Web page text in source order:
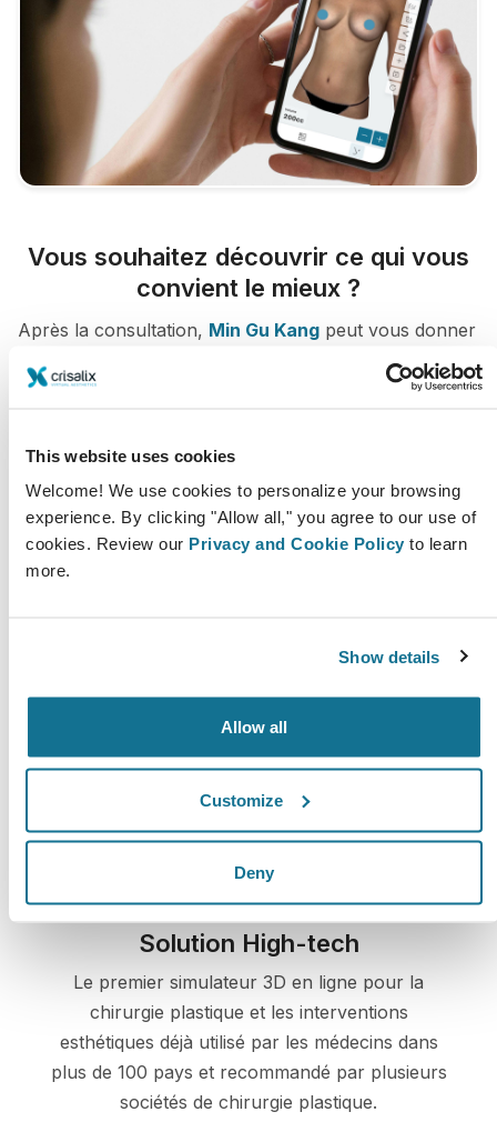
This website uses cookies
Welcome! We use cookies to personalize your browsing
experience. By clicking "Allow all," you agree to our use of
cookies. Review our Privacy and Cookie Policy to learn
more.
Show details
Allow all
Customize
Deny
Vous souhaitez découvrir ce qui vous
convient le mieux ?
Après la consultation, Min Gu Kang peut vous donner
un accès pour visualiser vos simulations depuis votre
domicile grâce à votre compte Crisalix. Cela vous
vos amis.
Découvrez votre nouvelle apparence dès
maintenant !
cryptés. Vos informations restent donc
sécurisées et privées
Solution High-tech
Le premier simulateur 3D en ligne pour la
chirurgie plastique et les interventions
esthétiques déjà utilisé par les médecins dans
plus de 100 pays et recommandé par plusieurs
sociétés de chirurgie plastique.